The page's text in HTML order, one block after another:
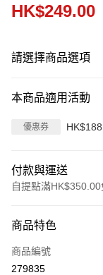
HK$249.00
請選擇商品選項
本商品適用活動
優惠券
付款與運送
自提點滿HK$350.00
信用卡
Apple Pay
商品特色
商品編號
279835